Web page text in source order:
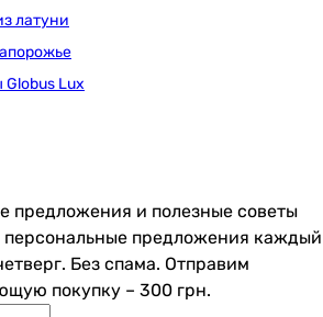
Volle Sota 1538.030104
латуни
Lux
предложения и полезные советы
персональные предложения каждый
Без спама. Отправим
покупку – 300 грн.